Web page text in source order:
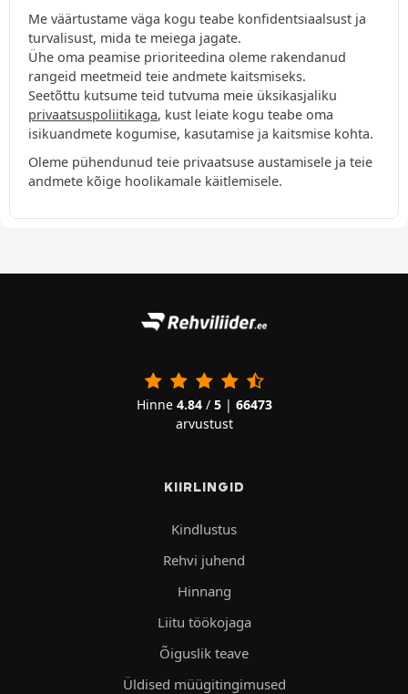
Me väärtustame väga kogu teabe konfidentsiaalsust ja
turvalisust, mida te meiega jagate.
Ühe oma peamise prioriteedina oleme rakendanud
rangeid meetmeid teie andmete kaitsmiseks.
Seetõttu kutsume teid tutvuma meie üksikasjaliku
privaatsuspoliitikaga, kust leiate kogu teabe oma
isikuandmete kogumise, kasutamise ja kaitsmise kohta.
Oleme pühendunud teie privaatsuse austamisele ja teie
andmete kõige hoolikamale käitlemisele.
Hinne 4.84/ 5| 66473
arvustust
KIIRLINGID
Kindlustus
Rehvi juhend
Hinnang
Liitu töökojaga
Õiguslik teave
Üldised müügitingimused